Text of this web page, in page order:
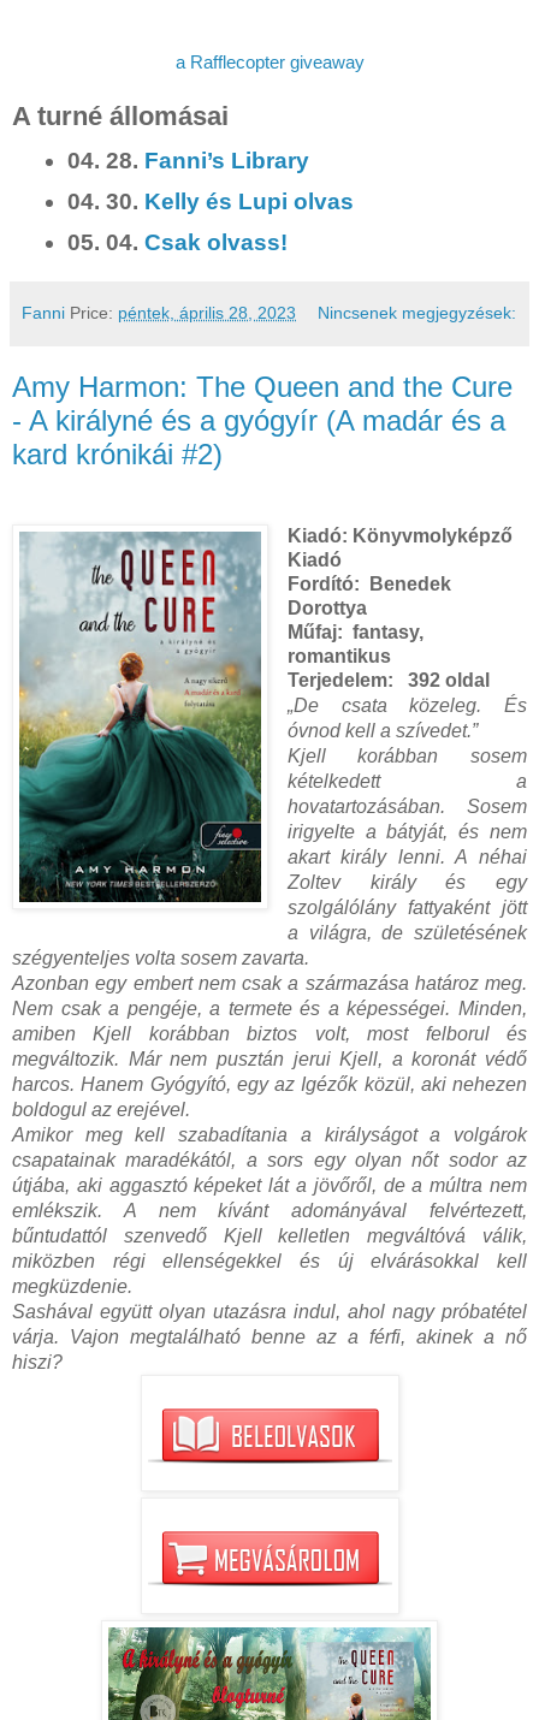
a Rafflecopter giveaway
A turné állomásai
04. 28. Fanni’s Library
04. 30. Kelly és Lupi olvas
05. 04.Csak olvass!
Fanni Price: péntek, április 28, 2023 Nincsenek megjegyzések:
Amy Harmon: The Queen and the Cure
- A királyné és a gyógyír (A madár és a
kard krónikái #2)
Kiadó: Könyvmolyképző
Kiadó
Fordító:
Benedek
Dorottya
Műfaj: fantasy,
romantikus
Terjedelem: 392 oldal
„De ​csata közeleg. És
óvnod kell a szívedet.”
Kjell korábban sosem
kételkedett a
hovatartozásában. Sosem
irigyelte a bátyját, és nem
akart király lenni. A néhai
Zoltev király és egy
szolgálólány fattyaként jött
a világra, de születésének
szégyenteljes volta sosem zavarta.
Azonban egy embert nem csak a származása határoz meg.
Nem csak a pengéje, a termete és a képességei. Minden,
amiben Kjell korábban biztos volt, most felborul és
megváltozik. Már nem pusztán jerui Kjell, a koronát védő
harcos. Hanem Gyógyító, egy az Igézők közül, aki nehezen
boldogul az erejével.
Amikor meg kell szabadítania a királyságot a volgárok
csapatainak maradékától, a sors egy olyan nőt sodor az
útjába, aki aggasztó képeket lát a jövőről, de a múltra nem
emlékszik. A nem kívánt adományával felvértezett,
bűntudattól szenvedő Kjell kelletlen megváltóvá válik,
miközben régi ellenségekkel és új elvárásokkal kell
megküzdenie.
Sashával együtt olyan utazásra indul, ahol nagy próbatétel
várja. Vajon megtalálható benne az a férfi, akinek a nő
hiszi?